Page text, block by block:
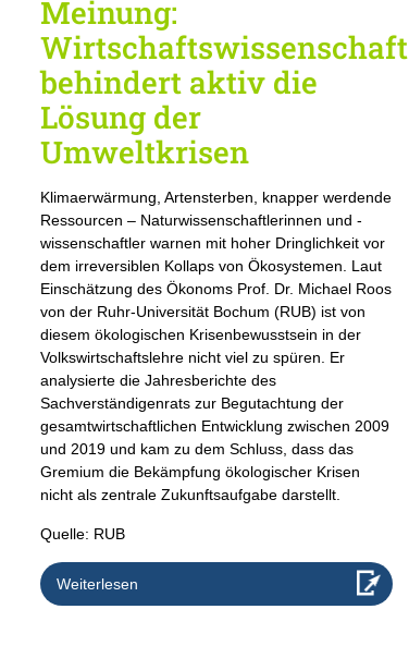
Meinung:
Wirtschaftswissenschaft
behindert aktiv die
Lösung der
Umweltkrisen
Klimaerwärmung, Artensterben, knapper werdende
Ressourcen – Naturwissenschaftlerinnen und -
wissenschaftler warnen mit hoher Dringlichkeit vor
dem irreversiblen Kollaps von Ökosystemen. Laut
Einschätzung des Ökonoms Prof. Dr. Michael Roos
von der Ruhr-Universität Bochum (RUB) ist von
diesem ökologischen Krisenbewusstsein in der
Volkswirtschaftslehre nicht viel zu spüren. Er
analysierte die Jahresberichte des
Sachverständigenrats zur Begutachtung der
gesamtwirtschaftlichen Entwicklung zwischen 2009
und 2019 und kam zu dem Schluss, dass das
Gremium die Bekämpfung ökologischer Krisen
nicht als zentrale Zukunftsaufgabe darstellt.
Quelle: RUB
Weiterlesen